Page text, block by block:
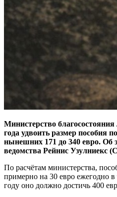
Министерство
года удвоить размер пособия
нынешних 171 до 340 евро. Об
ведомства Рейнис Узулниекс
По расчётам министерства,
примерно на 30 евро ежегодно
году оно должно достичь 400